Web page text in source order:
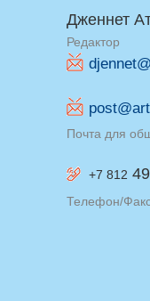
Дженнет
Редактор
Почта для
+7 812
Телефон/